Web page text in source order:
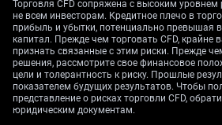
“осторожном смягчении”. Это
последний отчет по инфляции в
ноябрь 2025 года показал 2.5%,
целевому показателю банка, в
третий квартал оставался на
расхождение в политике
станет ключевой темой,
Для трейдеров деривативов эта
Торговля CFD сопряжена с высоким
не всем инвесторам. Кредитное плечо в
прибыль и убытки, потенциально превышая
капитал. Прежде чем торговать CFD, крайне
признать связанные с этим риски. Прежде
решения, рассмотрите свое финансовое
цели и толерантность к риску. Прошлые
показателем будущих результатов. Чтобы
представление о рисках торговли CFD,
юридическим документам.